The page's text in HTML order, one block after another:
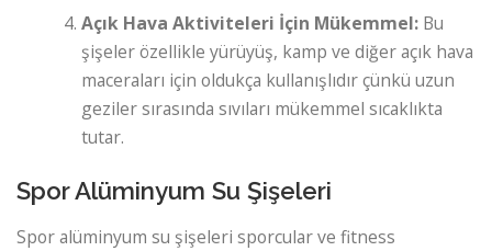
Açık Hava Aktiviteleri İçin Mükemmel: Bu
şişeler özellikle yürüyüş, kamp ve diğer açık hava
maceraları için oldukça kullanışlıdır çünkü uzun
geziler sırasında sıvıları mükemmel sıcaklıkta
tutar.
Spor Alüminyum Su Şişeleri
Spor alüminyum su şişeleri sporcular ve fitness